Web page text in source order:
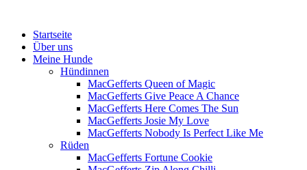
Menü
Zum
Inhalt
springen
Startseite
Über uns
Meine Hunde
Hündinnen
MacGefferts Queen of Magic
MacGefferts Give Peace A Chance
MacGefferts Here Comes The Sun
MacGefferts Josie My Love
MacGefferts Nobody Is Perfect Like Me
Rüden
MacGefferts Fortune Cookie